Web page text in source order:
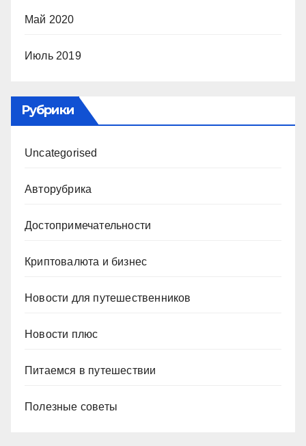
Май 2020
Июль 2019
Рубрики
Uncategorised
Авторубрика
Достопримечательности
Криптовалюта и бизнес
Новости для путешественников
Новости плюс
Питаемся в путешествии
Полезные советы